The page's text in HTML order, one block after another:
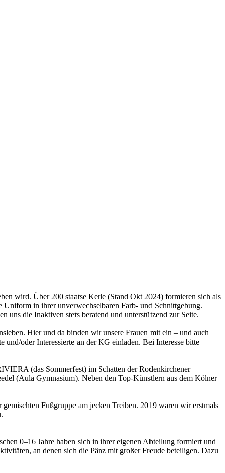
wird. Über 200 staatse Kerle (Stand Okt 2024) formieren sich als
in ihrer unverwechselbaren Farb- und Schnittgebung.
uns die Inaktiven stets beratend und unterstützend zur Seite.
Hier und da binden wir unsere Frauen mit ein – und auch
oder Interessierte an der KG einladen. Bei Interesse bitte
(das Sommerfest) im Schatten der Rodenkirchener
(Aula Gymnasium). Neben den Top-Künstlern aus dem Kölner
Fußgruppe am jecken Treiben. 2019 waren wir erstmals
0–16 Jahre haben sich in ihrer eigenen Abteilung formiert und
an denen sich die Pänz mit großer Freude beteiligen. Dazu